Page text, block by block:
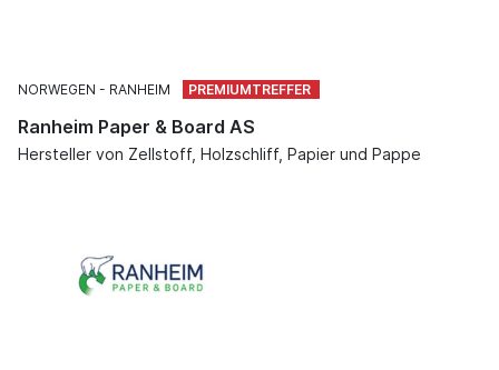
NORWEGEN RANHEIM
Ranheim Paper & Board AS
Hersteller von Zellstoff, Holzschliff, Papier und Pappe